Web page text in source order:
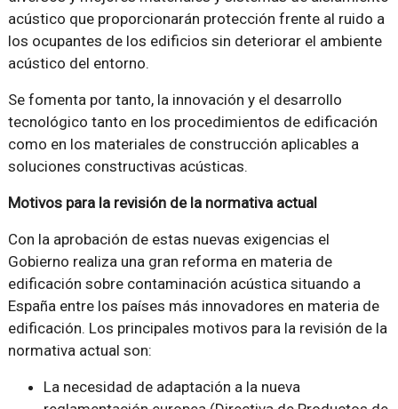
acústico que proporcionarán protección frente al ruido a
los ocupantes de los edificios sin deteriorar el ambiente
acústico del entorno.
Se fomenta por tanto, la innovación y el desarrollo
tecnológico tanto en los procedimientos de edificación
como en los materiales de construcción aplicables a
soluciones constructivas acústicas.
Motivos para la revisión de la normativa actual
Con la aprobación de estas nuevas exigencias el
Gobierno realiza una gran reforma en materia de
edificación sobre contaminación acústica situando a
España entre los países más innovadores en materia de
edificación. Los principales motivos para la revisión de la
normativa actual son:
La necesidad de adaptación a la nueva